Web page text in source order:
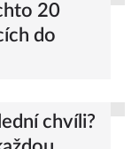
20
do
chvíli?